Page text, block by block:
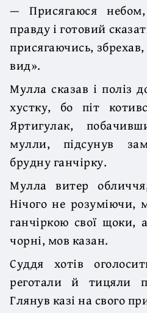
— Присягаюся
правду і готовий
присягаючись,
вид».
Мулла сказав і поліз
хустку, бо піт
Яртигулак,
мулли, підсунув
брудну ганчірку.
Мулла витер
Нічого не розуміючи,
ганчіркою свої
чорні, мов казан.
Суддя хотів
реготали й тицяли
Глянув казі на свого